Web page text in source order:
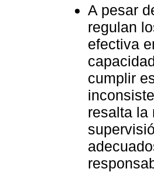
A pesar
regulan
efectiva
cumplir
resalta la